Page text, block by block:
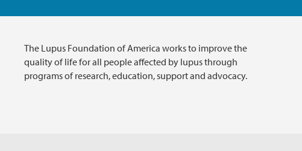
The Lupus Foundation of America works to improve the
quality of life for all people affected by lupus through
programs of research, education, support and advocacy.